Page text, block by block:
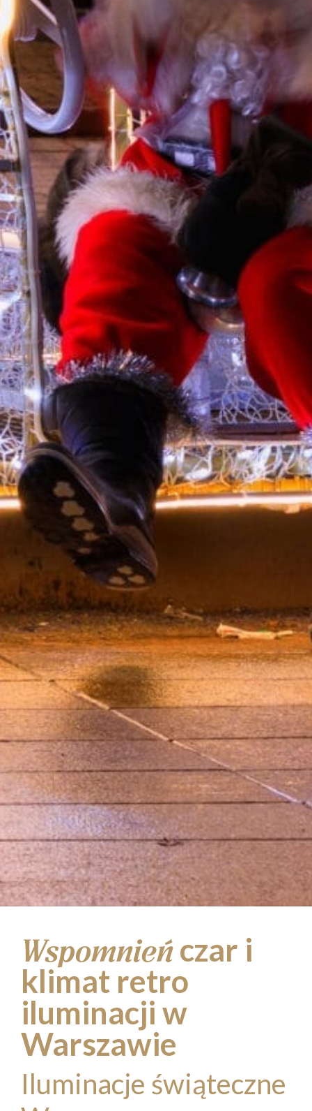
Wspomnień czar i
klimat retro
iluminacji w
Warszawie
Iluminacje świąteczne